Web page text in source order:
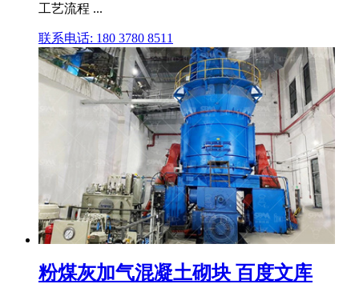
工艺流程 ...
联系电话: 180 3780 8511
粉煤灰加气混凝土砌块 百度文库